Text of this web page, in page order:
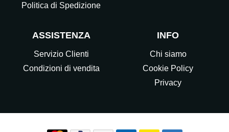
Politica di Spedizione
ASSISTENZA
Servizio Clienti
Condizioni di vendita
INFO
Chi siamo
Cookie Policy
Privacy